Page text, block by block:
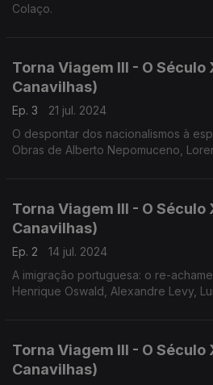
Colaço.
Torna Viagem III - O Século
Canavilhas)
Ep. 3
21 jul. 2024
O despontar dos nacionalismos à
Obras de Alberto Nepomuceno,
Torna Viagem III - O Século
Canavilhas)
Ep. 2
14 jul. 2024
A imigração portuguesa: o re-
Henrique Oswald, Alexandre Levy,
Torna Viagem III - O Século
Canavilhas)